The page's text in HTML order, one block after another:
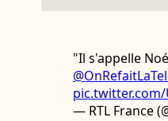
"Il s'appelle
pic.twitter.com/
— RTL France